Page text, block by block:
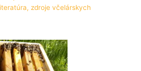
zdroje včelárskych